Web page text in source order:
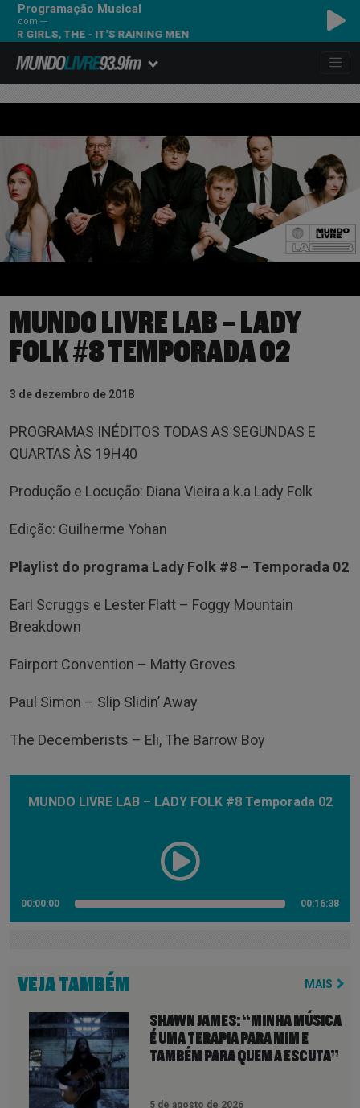
Programação Musical
com ---
GIRLS, THE - IT'S RAINING MEN
MUNDO LIVRE LAB – LADY
FOLK #8 TEMPORADA 02
3 de dezembro de 2018
PROGRAMAS INÉDITOS TODAS AS SEGUNDAS E
QUARTAS ÀS 19H40
Produção e Locução: Diana Vieira a.k.a Lady Folk
Edição: Guilherme Yohan
Playlist do programa Lady Folk #8 – Temporada 02
Earl Scruggs e Lester Flatt – Foggy Mountain
Breakdown
Fairport Convention – Matty Groves
Paul Simon – Slip Slidin’ Away
The Decemberists – Eli, The Barrow Boy
MUNDO LIVRE LAB – LADY FOLK #8 Temporada 02
00:00:00 00:16:38
VEJA TAMBÉM MAIS
SHAWN JAMES: “MINHA MÚSICA
É UMA TERAPIA PARA MIM E
TAMBÉM PARA QUEM A ESCUTA”
5 de agosto de 2026